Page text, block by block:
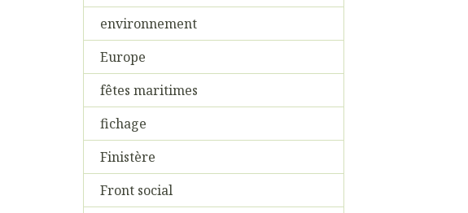
environnement
Europe
fêtes maritimes
fichage
Finistère
Front social